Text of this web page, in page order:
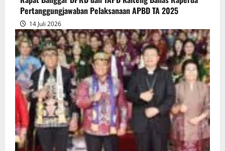
Pelaksanaan
APBD
2025
Pertanggungjawaban Pelaksanaan APBD TA 2025
14 Juli 2026